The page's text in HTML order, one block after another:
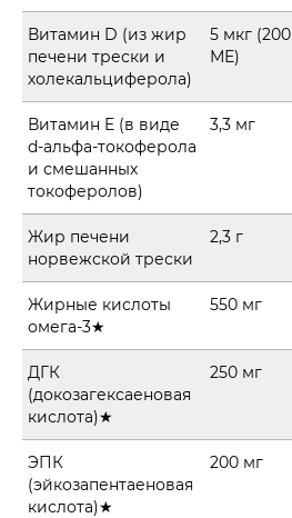
Витамин D (из жир
печени трески и
холекальциферола)
5 мкг (200
МЕ)
Витамин E (в виде
d-альфа-токоферола
и смешанных
токоферолов)
3,3 мг
Жир печени
норвежской трески
2,3 г
Жирные кислоты
омега-3★
550 мг
ДГК
(докозагексаеновая
кислота)★
250 мг
ЭПК
(эйкозапентаеновая
кислота)★
200 мг